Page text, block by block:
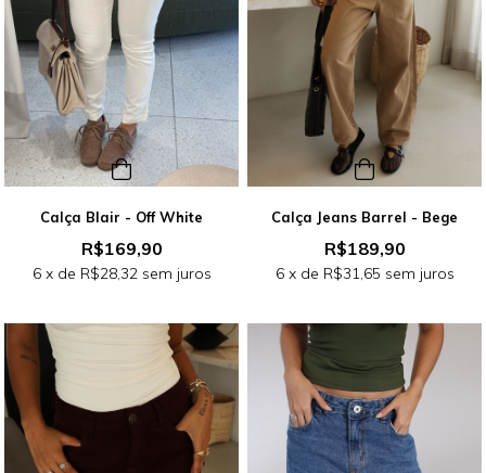
Calça Blair - Off White
R$169,90
6 x de R$28,32 sem juros
Calça Jeans Barrel - Bege
R$189,90
6 x de R$31,65 sem juros